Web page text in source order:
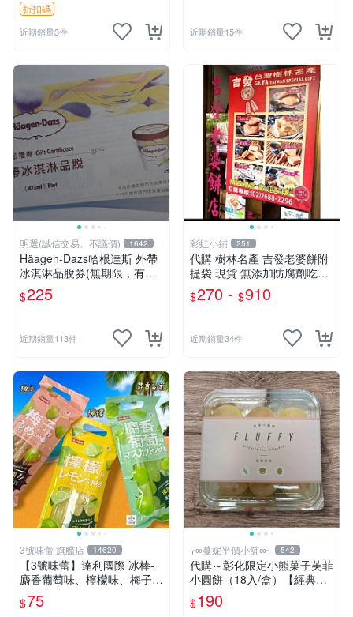
折扣碼
近期銷量3件 近期銷量15件
明選(誠信交易、不議價) 1642
Häagen-Dazs哈根達斯 外帶
冰淇淋品脫券(無期限，有現
貨，請直接下單，歡迎使用超
贈點折抵)
$225
近期銷量113件
彩虹小鋪 251
代購 樹林名產 吉發老婆餅附
提袋 現貨 無添加防腐劑吃得
健康又安心多利用7-11有免
運活動
$270 - $910
近期銷量34件
3號味蕾 旗艦店 14620
【3號味蕾】達利國際 冰棒-
麝香葡萄味、檸檬味、梅子
味、乳酸味、芭樂檸檬味、百
香檸檬味(一包7支入) 冰冰箱
$75
╭∞蔓妮平價小舖∞╮ 542
代購～彰化限定小熊菓子芙菲
小圓餅（18入/盒）【經典原
味】當天購買當天寄出 蛋奶
素 台式馬卡龍
$190